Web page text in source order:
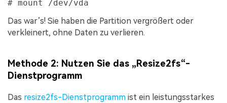
# mount /dev/vda
Das war’s! Sie haben die Partition vergrößert oder
verkleinert, ohne Daten zu verlieren.
Methode 2: Nutzen Sie das „Resize2fs“-
Dienstprogramm
Das resize2fs-Dienstprogramm ist ein leistungsstarkes